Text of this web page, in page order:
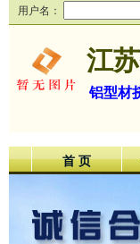
用户名：
江
铝型材
首 页